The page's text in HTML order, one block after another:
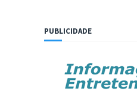
PUBLICIDADE